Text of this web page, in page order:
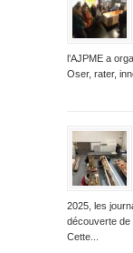
l’AJPME a
Oser, rater,
2025, les
découverte de
Cette...